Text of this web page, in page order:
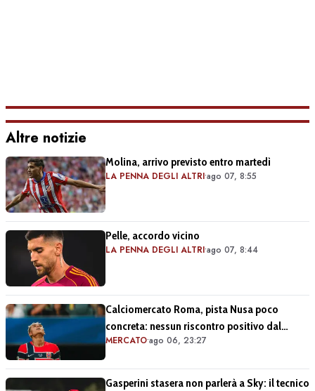
Altre notizie
Molina, arrivo previsto entro martedì
LA PENNA DEGLI ALTRI•ago 07, 8:55
Pelle, accordo vicino
LA PENNA DEGLI ALTRI•ago 07, 8:44
Calciomercato Roma, pista Nusa poco
concreta: nessun riscontro positivo dal
calciatore né dal Lipsia
MERCATO•ago 06, 23:27
Gasperini stasera non parlerà a Sky: il tecnico